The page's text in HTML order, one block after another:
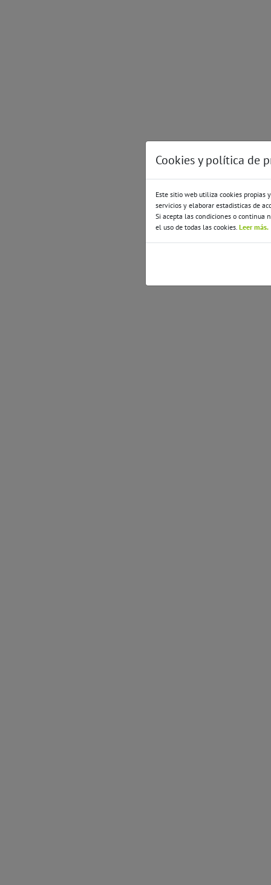
Cookies y política de
Este sitio web utiliza cookies propias
servicios y elaborar estadisticas de
Si acepta las condiciones o continua
el uso de todas las cookies. Leer más.